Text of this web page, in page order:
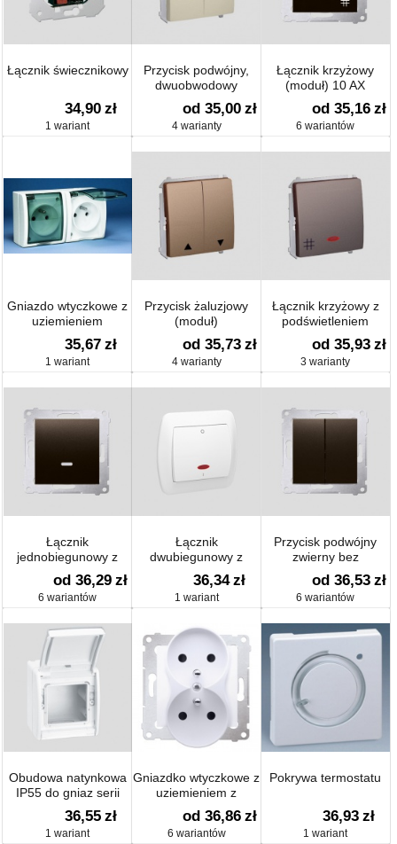
Łącznik świecznikowy
34,90 zł
1 wariant
Przycisk podwójny,
dwuobwodowy
(moduł)
od 35,00 zł
4 warianty
Łącznik krzyżowy
(moduł) 10 AX
od 35,16 zł
6 wariantów
Gniazdo wtyczkowe z
uziemieniem
podwójne, klapka
dymna
35,67 zł
1 wariant
Przycisk żaluzjowy
(moduł)
od 35,73 zł
4 warianty
Łącznik krzyżowy z
podświetleniem
(moduł)
od 35,93 zł
3 warianty
Łącznik
jednobiegunowy z
podświetleniem
(moduł) 10 AX
od 36,29 zł
6 wariantów
Łącznik
dwubiegunowy z
podświetleniem
36,34 zł
1 wariant
Przycisk podwójny
zwierny bez
piktogramu (moduł) 10
AX
od 36,53 zł
6 wariantów
Obudowa natynkowa
IP55 do gniaz serii
Simon27
36,55 zł
1 wariant
Gniazdko wtyczkowe z
uziemieniem z
przesłonami podwójne
(moduł) 16 A
od 36,86 zł
6 wariantów
Pokrywa termostatu
36,93 zł
1 wariant